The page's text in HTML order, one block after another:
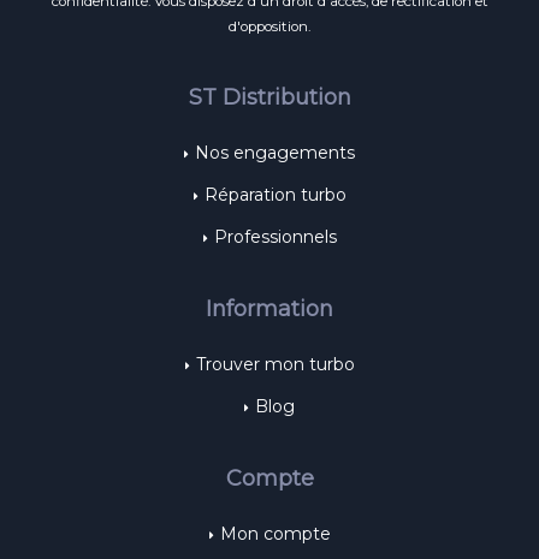
d'opposition.
ST Distribution
Nos engagements
Réparation turbo
Professionnels
Information
Trouver mon turbo
Blog
Compte
Mon compte